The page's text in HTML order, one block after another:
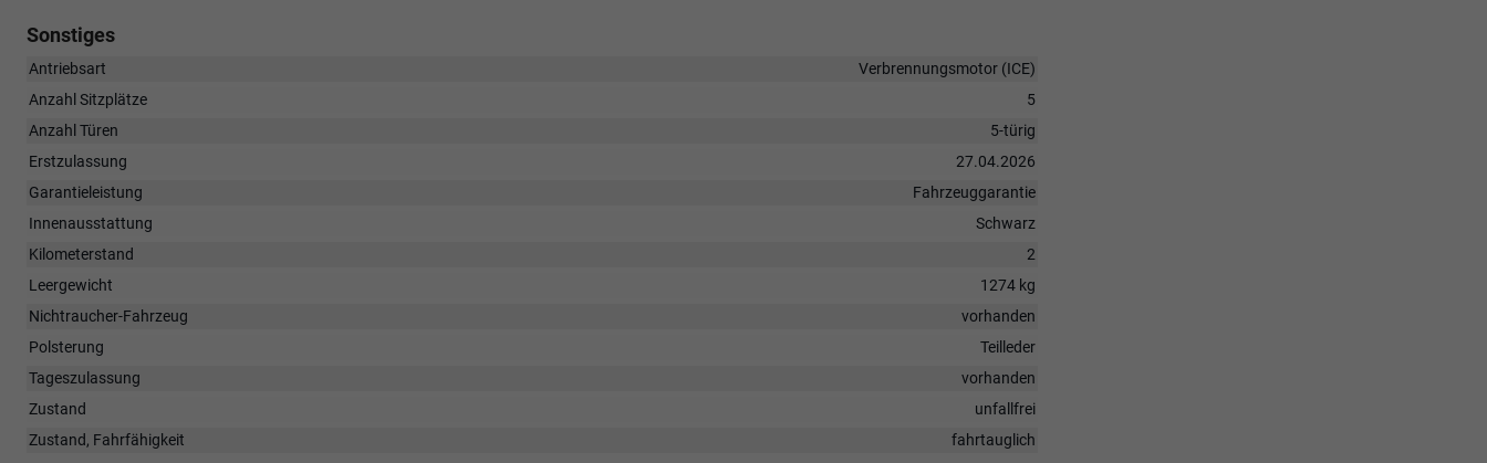
Sonstiges
Antriebsart
Verbrennungsmotor (ICE)
Anzahl Sitzplätze
5
Anzahl Türen
5-türig
Erstzulassung
27.04.2026
Garantieleistung
Fahrzeuggarantie
Innenausstattung
Schwarz
Kilometerstand
2
Leergewicht
1274 kg
Nichtraucher-Fahrzeug
vorhanden
Polsterung
Teilleder
Tageszulassung
vorhanden
Zustand
unfallfrei
Zustand, Fahrfähigkeit
fahrtauglich